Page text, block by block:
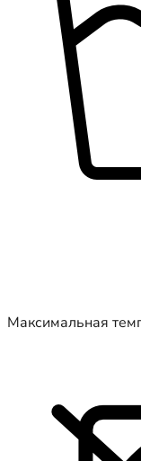
Максимальная